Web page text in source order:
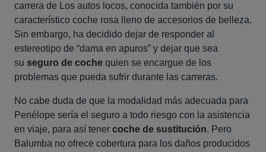
carrera de Los autos locos, conocida también por su
característico coche rosa lleno de accesorios de belleza.
Sin embargo, ha decidido dejar de responder al
estereotipo de “dama en apuros” y dejar que sea
su seguro de coche quien se encargue de los
problemas que pueda sufrir durante las carreras.
No cabe duda de que la modalidad más adecuada para
Penélope sería el seguro a todo riesgo con la asistencia
en viaje, para así tener coche de sustitución. Pero
Balumba no ofrece cobertura para los daños producidos